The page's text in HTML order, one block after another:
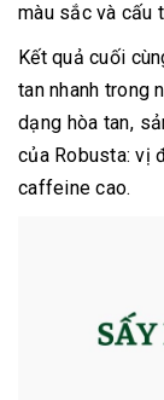
màu sắc và cấu
Kết quả cuối
tan nhanh trong
dạng hòa tan,
của Robusta: vị
caffeine cao.